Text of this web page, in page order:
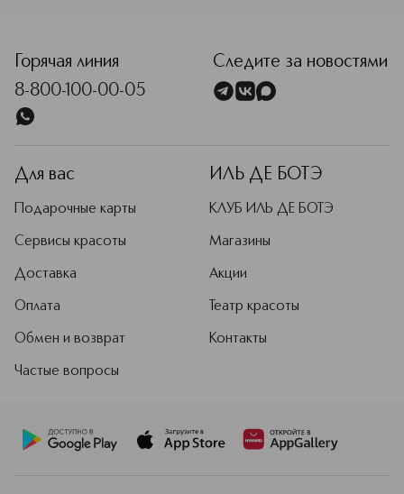
Подробнее
Горячая линия
8-800-100-00-05
Следите за новостями
Для вас
Подарочные карты
Сервисы красоты
Доставка
Оплата
Обмен и возврат
Частые вопросы
ИЛЬ ДЕ БОТЭ
КЛУБ ИЛЬ ДЕ БОТЭ
Магазины
Акции
Театр красоты
Контакты